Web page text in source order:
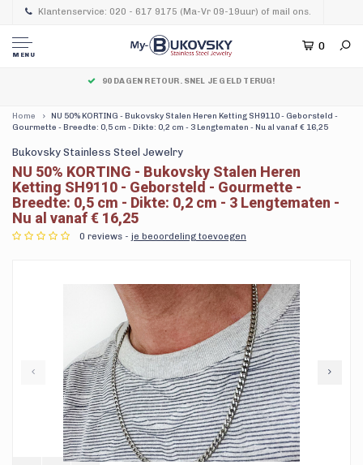
Klantenservice: 020 - 617 9175 (Ma-Vr 09-19uur) of mail ons.
MENU
0
VEEL BETAALMOGELIJKHEDEN. OOK GRATIS ACHTERAF MET KLARNA.
Home
NU 50% KORTING - Bukovsky Stalen Heren Ketting SH9110 - Geborsteld -
Gourmette - Breedte: 0,5 cm - Dikte: 0,2 cm - 3 Lengtematen - Nu al vanaf € 16,25
Bukovsky Stainless Steel Jewelry
NU 50% KORTING - Bukovsky Stalen Heren
Ketting SH9110 - Geborsteld - Gourmette -
Breedte: 0,5 cm - Dikte: 0,2 cm - 3 Lengtematen -
Nu al vanaf € 16,25
0 reviews - je beoordeling toevoegen